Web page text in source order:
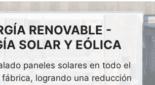
RENOVABLE -
SOLAR Y EÓLICA
paneles solares en todo el
logrando una reducción